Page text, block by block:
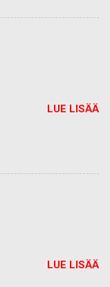
LUE LISÄÄ
LUE LISÄÄ